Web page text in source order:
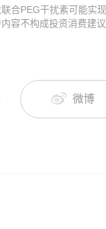
合PEG干扰素可能实
容不构成投资消费建
微博